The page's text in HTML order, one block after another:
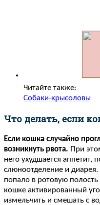
Читайте также:
Собаки-крысоловы
Что делать, если
Если кошка случайно
возникнуть рвота. При
него ухудшается аппетит,
слюноотделение и диарея.
попало в ротовую
кошке активированный
измельчить и смешать с